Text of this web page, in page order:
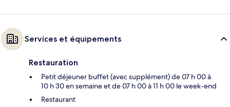
Services et équipements
Restauration
Petit déjeuner buffet (avec supplément) de 07 h 00 à
10 h 30 en semaine et de 07 h 00 à 11 h 00 le week-end
Restaurant